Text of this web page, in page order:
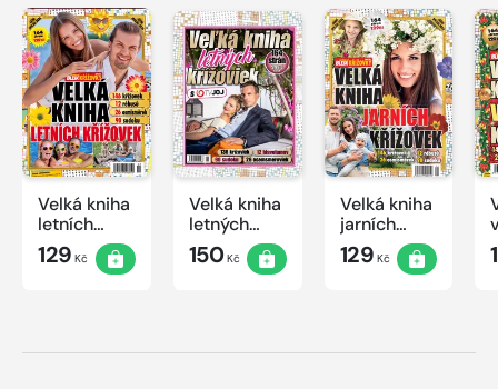
Velká kniha
letních
křížovek
2026
129 Kč
Velká kniha
letných
krížoviek s
TV JOJ
150Kč
Velká kniha
jarních
křížovek
2026
129 Kč